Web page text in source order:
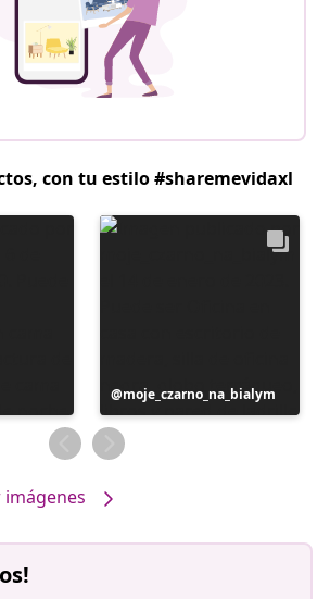
con tu estilo #sharemevidaxl
Publicación
realizada
por
moje_czarno_na_bialym